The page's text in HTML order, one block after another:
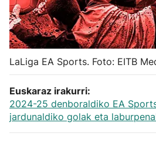
Carreras de montaña
Más deportes
"Helmuga"
LaLiga EA Sports. Foto: EITB
Euskaraz irakurri:
2024-25 denboraldiko EA
jardunaldiko golak eta